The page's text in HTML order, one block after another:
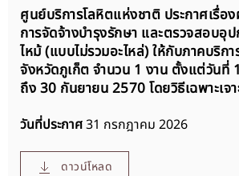
ศูนย์บริการโลหิตแห่งชาติ ประกาศเรื่อ
การจัดจ้างบำรุงรักษา และตรวจสอบอุ
ไหม้ (แบบไม่รวมอะไหล่) ให้กับภาคบริก
จังหวัดภูเก็ต จำนวน 1 งาน ตั้งแต่วันที่
ถึง 30 กันยายน 2570 โดยวิธีเฉพาะเจ
วันที่ประกาศ31 กรกฎาคม 2026
ดาวน์โหลด